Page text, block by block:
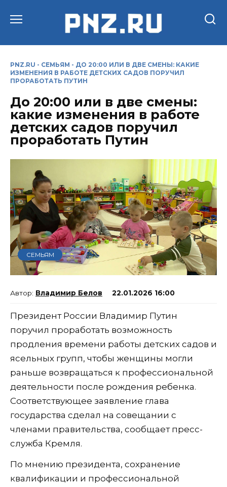
PNZ.RU - СЕМЬЯМ - ДО 20:00 ИЛИ В ДВЕ СМЕНЫ: КАКИЕ
ИЗМЕНЕНИЯ В РАБОТЕ ДЕТСКИХ САДОВ ПОРУЧИЛ
ПРОРАБОТАТЬ ПУТИН
До 20:00 или в две смены:
какие изменения в работе
детских садов поручил
проработать Путин
СЕМЬЯМ
Владимир Белов 22.01.2026 16:00
Президент России Владимир Путин
поручил проработать возможность
продления времени работы детских садов и
ясельных групп, чтобы женщины могли
раньше возвращаться к профессиональной
деятельности после рождения ребенка.
Соответствующее заявление глава
государства сделал на совещании с
членами правительства, сообщает пресс-
служба Кремля.
По мнению президента, сохранение
квалификации и профессиональной